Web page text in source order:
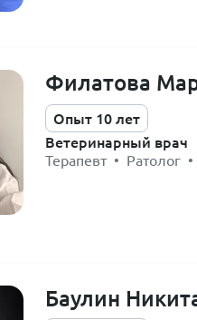
Филатова
Опыт 10 лет
Ветеринарный врач
Терапевт • Ратолог
Баулин